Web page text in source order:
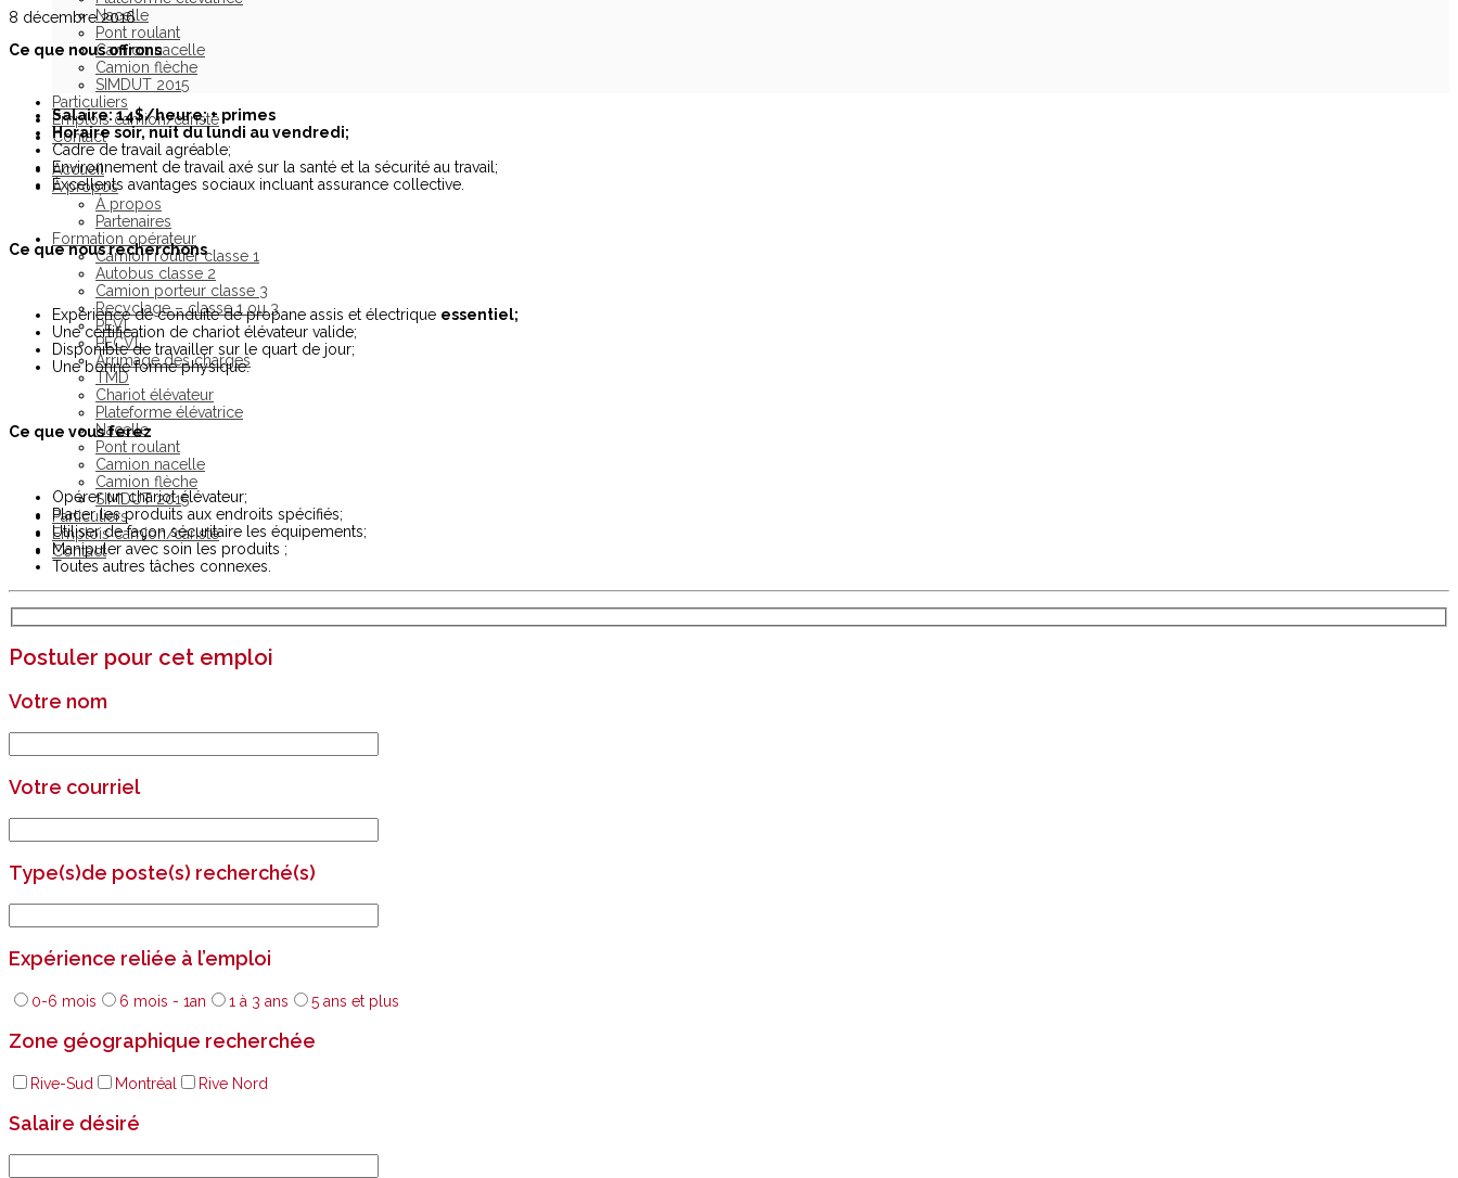
Nacelle
Pont roulant
Camion nacelle
Camion flèche
SIMDUT 2015
Particuliers
Emplois camion/cariste
Contact
Accueil
À propos
À propos
Partenaires
Formation opérateur
Camion routier classe 1
Autobus classe 2
Camion porteur classe 3
Recyclage – classe 1 ou 3
PEVL
PECVL
Arrimage des charges
TMD
Chariot élévateur
Plateforme élévatrice
Nacelle
Pont roulant
Camion nacelle
Camion flèche
SIMDUT 2015
Particuliers
Emplois camion/cariste
Contact
8 décembre 2016
Ce que nous offrons
Salaire: 14$/heure; + primes
Horaire soir, nuit du lundi au vendredi;
Cadre de travail agréable;
Environnement de travail axé sur la santé et la sécurité au travail;
Excellents avantages sociaux incluant assurance collective.
Ce que nous recherchons
Expérience de conduite de propane assis et électrique essentiel;
Une certification de chariot élévateur valide;
Disponible de travailler sur le quart de jour;
Une bonne forme physique.
Ce que vous ferez
Opérer un chariot élévateur;
Placer les produits aux endroits spécifiés;
Utiliser de façon sécuritaire les équipements​;
Manipuler avec soin les produits ;
Toutes autres tâches connexes.
Postuler pour cet emploi
Votre nom
Votre courriel
Type(s)de poste(s) recherché(s)
Expérience reliée à l’emploi
0-6 mois 6 mois - 1an 1 à 3 ans 5 ans et plus
Zone géographique recherchée
Rive-Sud Montréal Rive Nord
Salaire désiré